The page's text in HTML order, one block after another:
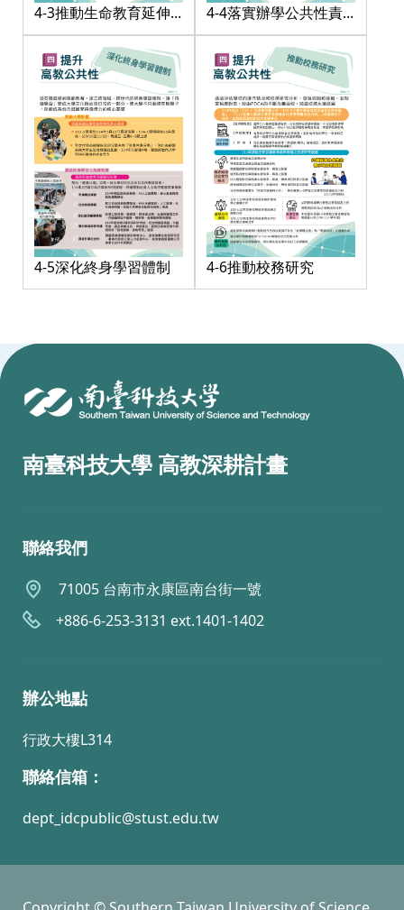
4-3推動生命教育延伸
至社會實踐
4-4落實辦學公共性責
任
4-5深化終身學習體制 4-6推動校務研究
南臺科技大學 高教深耕計畫
聯絡我們
71005 台南市永康區南台街一號
+886-6-253-3131 ext.1401-1402
辦公地點
行政大樓L314
聯絡信箱：
dept_idcpublic@stust.edu.tw